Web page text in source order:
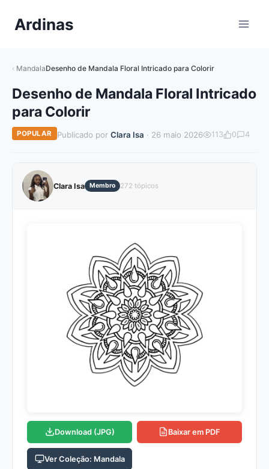
paraArdinas
MandalaDesenho de Mandala Floral Intricado para Colorir
Desenho de Mandala Floral Intricado
para Colorir
POPULAR Publicado por Clara Isa · 26 maio 2026 113 0 4
Clara Isa Membro 272 tópicos
Download (JPG) Baixar em PDF
Ver Coleção: Mandala